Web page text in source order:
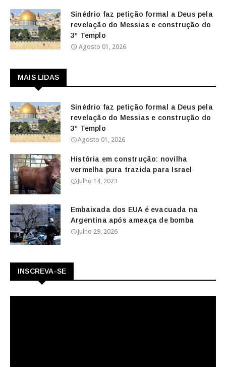
Sinédrio faz petição formal a Deus pela
revelação do Messias e construção do
3º Templo
Agosto 01, 2026
MAIS LIDAS
Sinédrio faz petição formal a Deus pela
revelação do Messias e construção do
3º Templo
Agosto 01, 2026
História em construção: novilha
vermelha pura trazida para Israel
Julho 14, 2023
Embaixada dos EUA é evacuada na
Argentina após ameaça de bomba
Julho 29, 2026
INSCREVA-SE